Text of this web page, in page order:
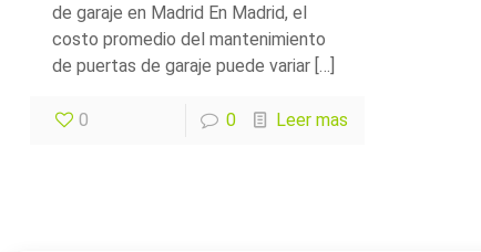
de garaje en Madrid En Madrid, el
costo promedio del mantenimiento
de puertas de garaje puede variar […]
0 0 Leer mas